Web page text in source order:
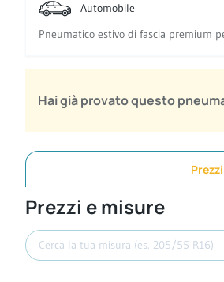
Automobile
Pneumatico estivo di fascia premium
Hai già provato questo
Prezzi e misure
Cerca misura